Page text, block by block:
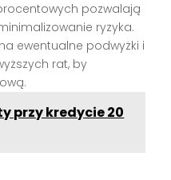
pozwalają
ryzyka.
ewentualne podwyżki i
rat, by
przy kredycie 20